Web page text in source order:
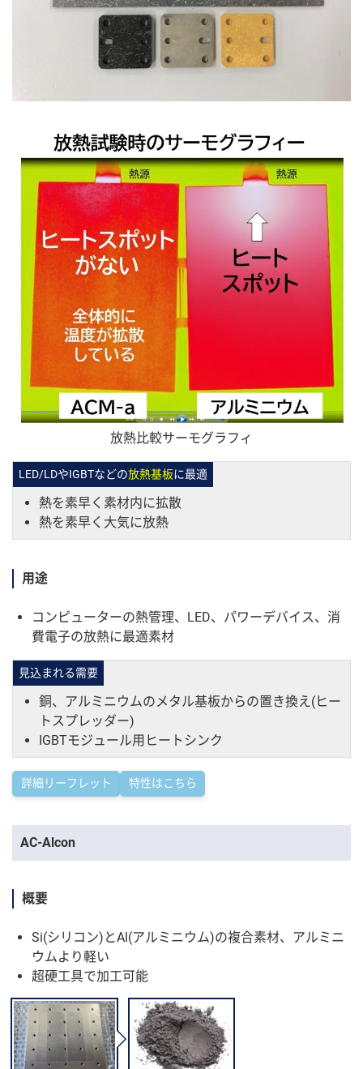
放熱比較サーモグラフィ
LED/LDやIGBTなどの放熱基板に最適
熱を素早く素材内に拡散
熱を素早く大気に放熱
用途
コンピューターの熱管理、LED、パワーデバイス、消
費電子の放熱に最適素材
見込まれる需要
銅、アルミニウムのメタル基板からの置き換え(ヒー
トスプレッダー)
IGBTモジュール用ヒートシンク
詳細リーフレット 特性はこちら
AC-Alcon
概要
Si(シリコン)とAl(アルミニウム)の複合素材、アルミニ
ウムより軽い
超硬工具で加工可能